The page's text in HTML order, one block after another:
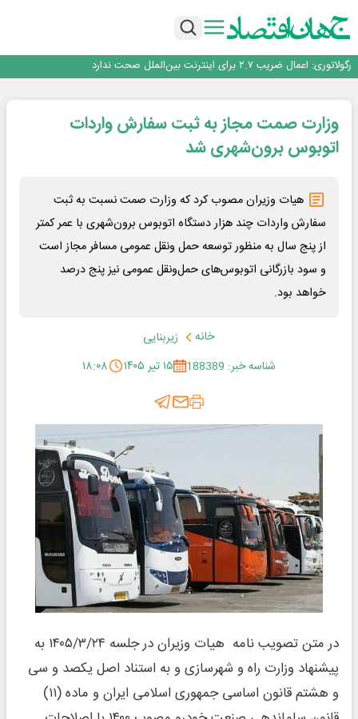
یک اشتباه کلاد، تمام اطلاعات کاربر را به باد داد
رگولاتوری: اعمال ضریب ۲.۷ برای اینترنت بین‌الملل صحت ندارد
با تقاضای برق ناپایدار هوش مصنوعی خودزنی می‌کند
یک اشتباه کلاد، تمام اطلاعات کاربر را به باد داد
اینوتکس امسال با مدل جدید برگزار می‌شود
وزارت صمت مجاز به ثبت سفارش واردات
اتوبوس برون‌شهری شد
هیات وزیران مصوب کرد که وزارت صمت نسبت به ثبت
سفارش واردات چند هزار دستگاه اتوبوس برون‌شهری با عمر کمتر
از پنج سال به منظور توسعه حمل ونقل عمومی مسافر مجاز است
و سود بازرگانی اتوبوس‌های حمل‌ونقل عمومی نیز پنج درصد
خواهد بود.
خانه
زیربنایی
شناسه خبر: 188389
۱۵ تیر ۱۴۰۵ ۱۸:۰۸
در متن تصویب نامه‌ هیات وزیران در جلسه ۱۴۰۵/۳/۲۴ به
پیشنهاد وزارت راه و شهرسازی و به استناد اصل یکصد و سی
و هشتم قانون اساسی جمهوری اسلامی ایران و ماده (۱۱)